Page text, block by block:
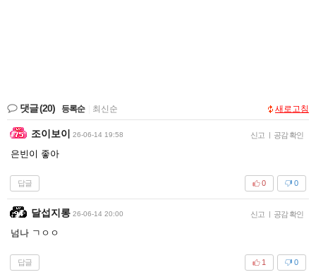
댓글(20) 등록순 최신순 새로고침
조이보이 26-06-14 19:58 신고 | 공감 확인
은빈이 좋아
답글 0
0
달섭지롱 26-06-14 20:00 신고 | 공감 확인
넘나 ㄱㅇㅇ
답글 0
1